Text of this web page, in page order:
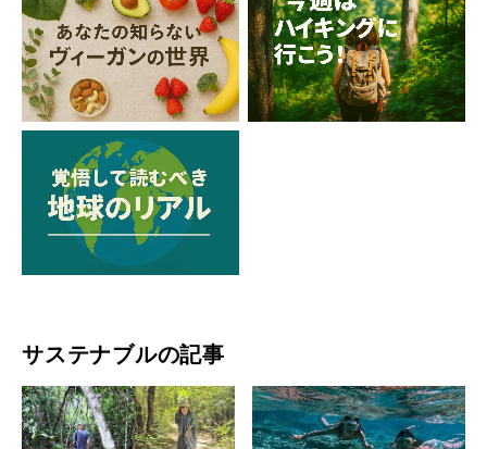
サステナブルの記事